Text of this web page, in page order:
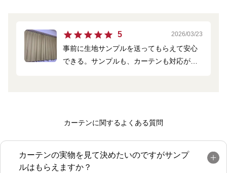
5 2026/03/23
事前に生地サンプルを送ってもらえて安心
できる。サンプルも、カーテンも対応が早
カーテンに関するよくある質問
カーテンの実物を見て決めたいのですがサンプ
ルはもらえますか？